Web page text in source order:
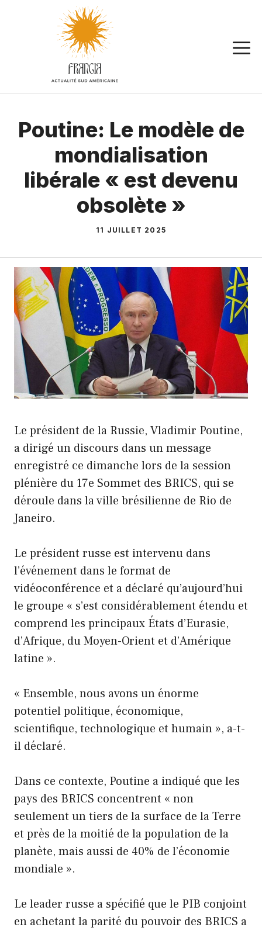
Poutine: Le modèle de
mondialisation
libérale « est devenu
obsolète »
11 JUILLET 2025
Le président de la Russie, Vladimir Poutine,
a dirigé un discours dans un message
enregistré ce dimanche lors de la session
plénière du 17e Sommet des BRICS, qui se
déroule dans la ville brésilienne de Rio de
Janeiro.
Le président russe est intervenu dans
l’événement dans le format de
vidéoconférence et a déclaré qu’aujourd’hui
le groupe « s’est considérablement étendu et
comprend les principaux États d’Eurasie,
d’Afrique, du Moyen-Orient et d’Amérique
latine ».
« Ensemble, nous avons un énorme
potentiel politique, économique,
scientifique, technologique et humain », a-t-
il déclaré.
Dans ce contexte, Poutine a indiqué que les
pays des BRICS concentrent « non
seulement un tiers de la surface de la Terre
et près de la moitié de la population de la
planète, mais aussi de 40% de l’économie
mondiale ».
Le leader russe a spécifié que le PIB conjoint
en achetant la parité du pouvoir des BRICS a